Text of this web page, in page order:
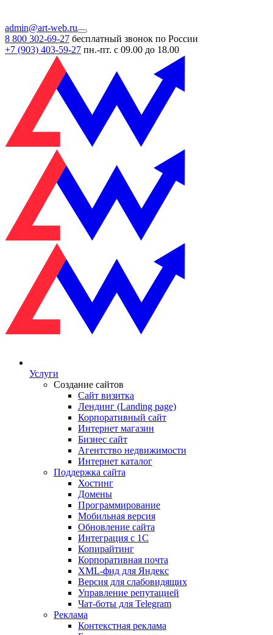
admin@art-web.ru
8 800 302-69-27 бесплатный звонок по России
+7 (903) 403-59-27 пн.-пт. с 09.00 до 18.00
Услуги
Создание сайтов
Сайт визитка
Лендинг (Landing page)
Корпоративный сайт
Интернет магазин
Бизнес сайт
Агентство недвижимости
Интернет каталог
Поддержка сайта
Хостинг
Домены
Программирование
Мобильная версия
Обновление сайта
Интеграция с 1С
Копирайтинг
Корпоративная почта
XML-фид для Яндекс
Версия для слабовидящих
Управление репутацией
Чат-боты для Telegram
Реклама
Контекстная реклама